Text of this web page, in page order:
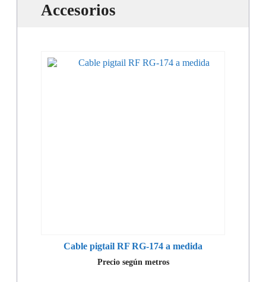
Accesorios
Cable pigtail RF RG-174 a medida
Precio según metros